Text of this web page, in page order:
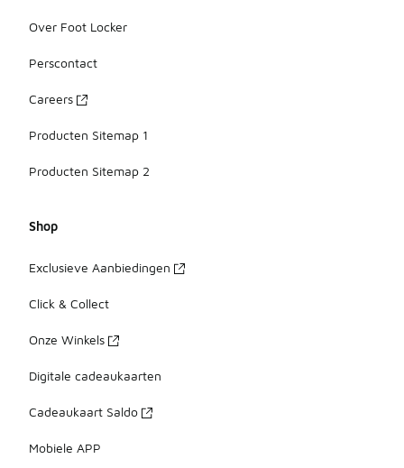
Over Foot Locker
Perscontact
Careers
Producten Sitemap 1
Producten Sitemap 2
Shop
Exclusieve Aanbiedingen
Click & Collect
Onze Winkels
Digitale cadeaukaarten
Cadeaukaart Saldo
Mobiele APP